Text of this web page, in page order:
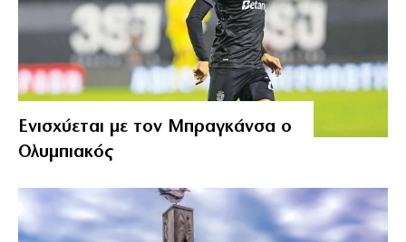
Ενισχύεται με τον Μπραγκάνσα ο
Ολυμπιακός